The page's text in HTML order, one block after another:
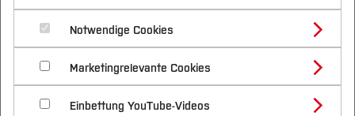
Studienangebote
Bachelorstudiengänge
Masterstudiengänge
Vor dem Studium
Bewerben & Einschreiben
Bewerbungsportal
Im Studium
Studienbüros und Prüfungen
Nach dem Studium
Forschung & Transfer
Profil
Forschungs- und Transferprofil
Schwerpunkte (FuT)
Beratung & Förderung
Nachhaltigkeit
Nachhaltigkeit studieren
International
24.06.2026, 14:00 Uhr - 18:00 Uhr
Termin speichern (.ics)
Ort:TZR, Konrad-Zuse-
Str. 18, 44801 Bochum
Notwendige Cookies
Marketingrelevante Cookies
Einbettung YouTube-Videos